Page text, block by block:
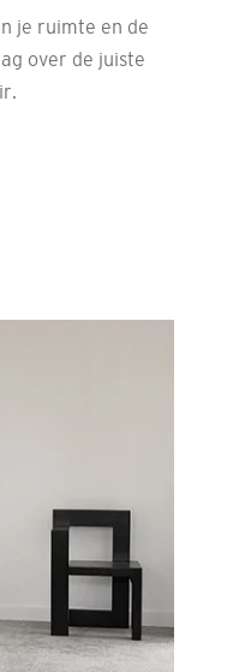
je ruimte en de
over de juiste